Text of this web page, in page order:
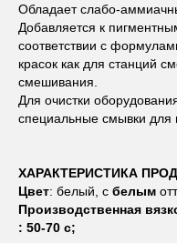
Обладает слабо-
Добавляется к
соответствии с
красок как для станций
смешивания.
Для очистки
специальные смывки для
ХАРАКТЕРИСТИКА
Цвет: белый, с белым
Производственная
: 50-70 с;